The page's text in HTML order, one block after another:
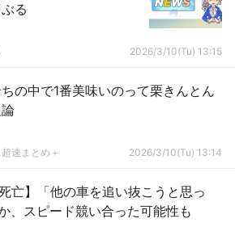
る
2026/3/10(Tu) 13:15
の中で1番美味いのって栗きんとん
速まとめ＋ 2026/3/10(Tu) 13:14
亡】「他の車を追い抜こうと思っ
、スピード競い合った可能性も